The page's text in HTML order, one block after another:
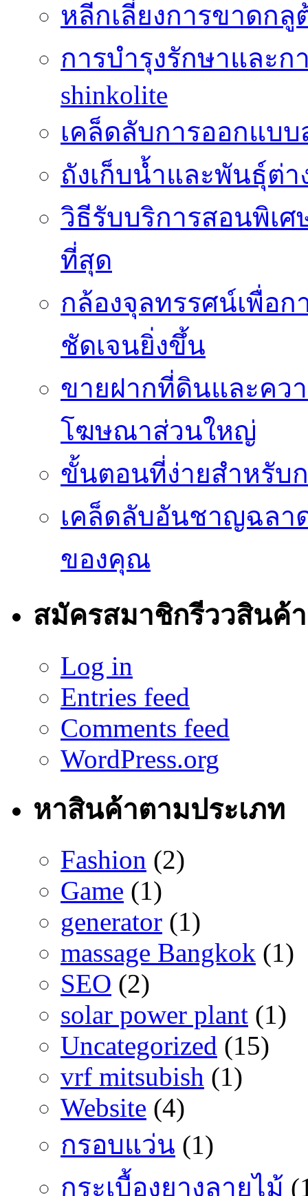
หลีกเลี่ยงการขาดก
การบำรุงรักษาและ
shinkolite
เคล็ดลับการออกแบ
ถังเก็บน้ำและพันธุ์ต่า
วิธีรับบริการสอนพิเ
ที่สุด
กล้องจุลทรรศน์เพื่อ
ชัดเจนยิ่งขึ้น
ขายฝากที่ดินและคว
โฆษณาส่วนใหญ่
ขั้นตอนที่ง่ายสำหรับ
เคล็ดลับอันชาญฉลา
ของคุณ
สมัครสมาชิกรีววสินค้า
Log in
Entries feed
Comments feed
WordPress.org
หาสินค้าตามประเภท
Fashion (2)
Game (1)
generator (1)
massage Bangkok (1)
SEO (2)
solar power plant (1)
Uncategorized (15)
vrf mitsubish (1)
Website (4)
กรอบแว่น (1)
กระเบื้องยางลายไม้